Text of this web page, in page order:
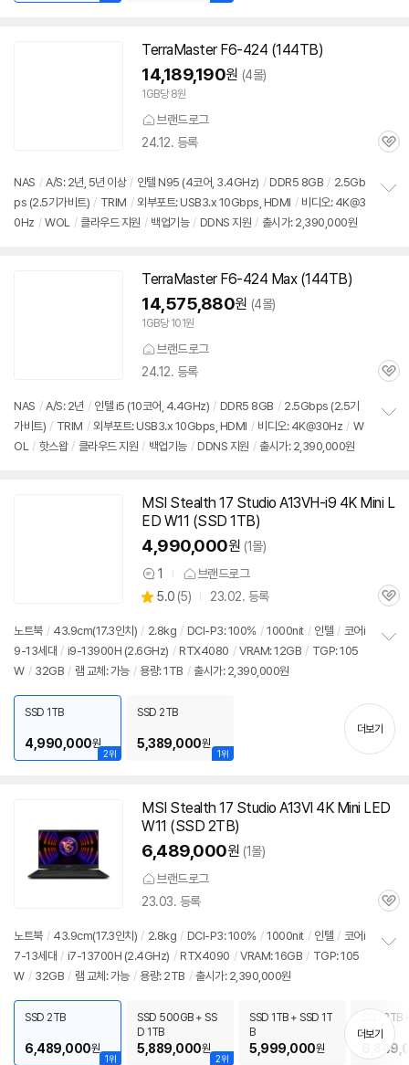
TerraMaster F6-424 (144TB)
14,189,190원 (4몰)
1GB당 8원
브랜드로그
24.12. 등록
관
NAS / A/S: 2년, 5년 이상 / 인텔 N95 (4코어, 3.4GHz) / DDR5 8GB / 2.5Gb
ps (2.5기가비트) / TRIM / 외부포트: USB3.x 10Gbps, HDMI / 비디오: 4K@3
0Hz / WOL / 클라우드 지원 / 백업기능 / DDNS 지원 / 출시가: 2,390,000원
TerraMaster F6-424 Max (144TB)
14,575,880원 (4몰)
1GB당 101원
브랜드로그
24.12. 등록
관
NAS / A/S: 2년 / 인텔 i5 (10코어, 4.4GHz) / DDR5 8GB / 2.5Gbps (2.5기
가비트) / TRIM / 외부포트: USB3.x 10Gbps, HDMI / 비디오: 4K@30Hz / W
OL / 핫스왑 / 클라우드 지원 / 백업기능 / DDNS 지원 / 출시가: 2,390,000원
기
MSI Stealth 17 Studio A13VH-i9 4K Mini L
ED W11 (SSD 1TB)
4,990,000원 (1몰)
상
품
견
1 브랜드로그
별
점
5.0 (상
리
뷰
5) 23.02. 등록
관
노트북 / 43.9cm(17.3인치) / 2.8kg / DCI-P3: 100% / 1000nit / 인텔 / 코어i
9-13세대 / i9-13900H (2.6GHz) / RTX4080 / VRAM: 12GB / TGP: 105
W / 32GB / 램 교체: 가능 / 용량: 1TB / 출시가: 2,390,000원
기
2위
SSD 1TB
4,990,000원
1위
SSD 2TB
5,389,000원
더보기
MSI Stealth 17 Studio A13VI 4K Mini LED
W11 (SSD 2TB)
6,489,000원 (1몰)
브랜드로그
23.03. 등록
관
노트북 / 43.9cm(17.3인치) / 2.8kg / DCI-P3: 100% / 1000nit / 인텔 / 코어i
7-13세대 / i7-13700H (2.4GHz) / RTX4090 / VRAM: 16GB / TGP: 105
W / 32GB / 램 교체: 가능 / 용량: 2TB / 출시가: 2,390,000원
치
기
1위
SSD 2TB
6,489,000원
2위
SSD 500GB + SS
D 1TB
5,889,000원
SSD 1TB + SSD 1T
B
5,999,000원
SSD 2TB
TB
더보기